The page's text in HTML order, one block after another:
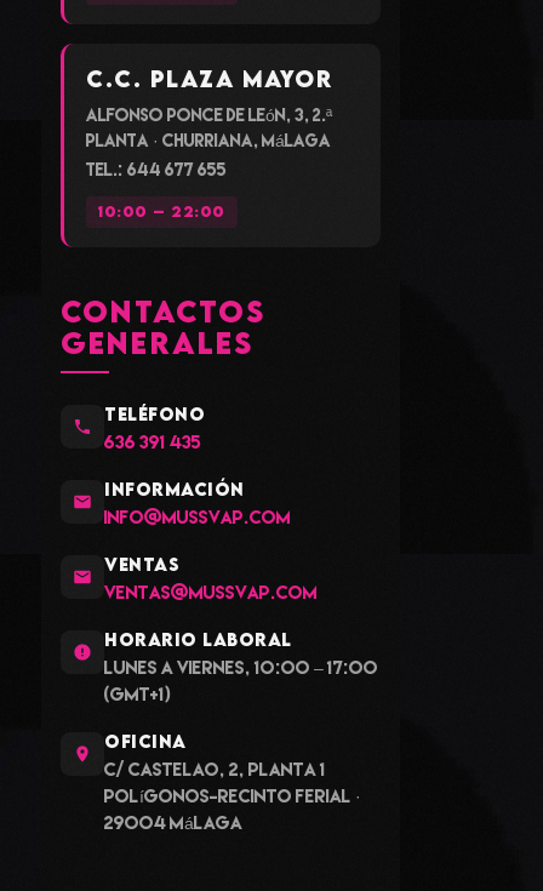
C.C. Plaza Mayor
Alfonso Ponce de León, 3, 2.ª
planta · Churriana, Málaga
Tel.: 644 677 655
10:00 – 22:00
CONTACTOS
GENERALES
TELÉFONO
636 391 435
INFORMACIÓN
info@mussvap.com
VENTAS
ventas@mussvap.com
HORARIO LABORAL
Lunes a viernes, 10:00 – 17:00
(GMT+1)
OFICINA
C/ Castelao, 2, planta 1
Polígonos-Recinto Ferial ·
29004 Málaga